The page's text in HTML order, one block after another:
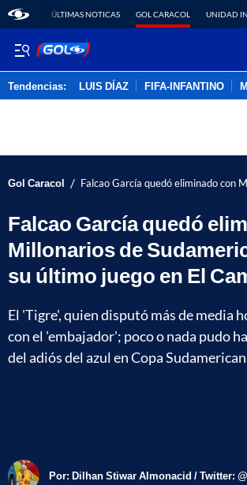
ÚLTIMAS NOTICAS GOL CARACOL UNIDAD
Tendencias: LUIS DÍAZ FIFA-INFANTINO
Gol Caracol / Falcao García quedó eliminado con
Falcao García quedó
Millonarios de
su último juego en El
El 'Tigre', quien disputó más de media
con el 'embajador'; poco o nada pudo
del adiós del azul en Copa
Por: Dilhan Stiwar Almonacid / Twitter: